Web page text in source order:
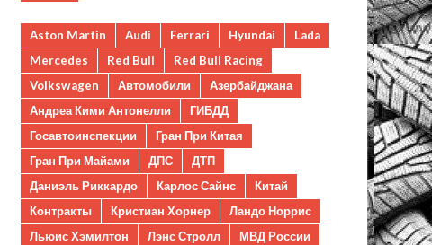
Aston Martin Audi Ferrari Hyundai
Lada
Mercedes
Red Bull
Red Bull Racing
Volkswagen
Автомобили
Азербайджана
Андреа Кими Антонелли
ГИБДД
Госавтоинспекции
Гран При Китая
Гран При Майами
ДПС
ДТП
Даниэль Риккардо
Карлос Сайнс
Китай
Контракты
Кристиан Хорнер
Ландо Норрис
Льюис Хэмилтон
Лэнс Стролл
МВД России